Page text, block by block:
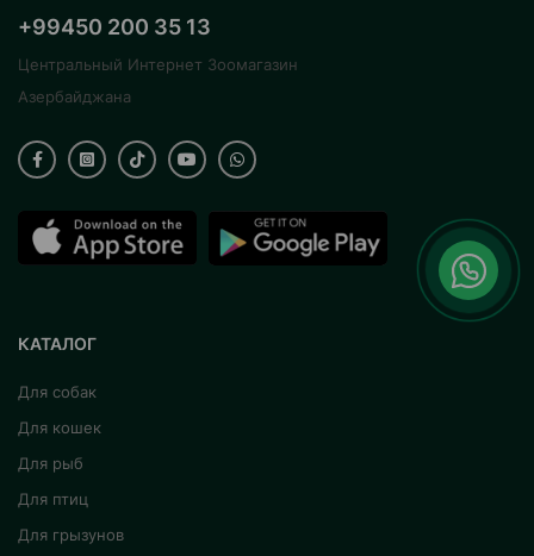
+99450 200 35 13
Центральный Интернет Зоомагазин
Азербайджана
КАТАЛОГ
Для собак
Для кошек
Для рыб
Для птиц
Для грызунов